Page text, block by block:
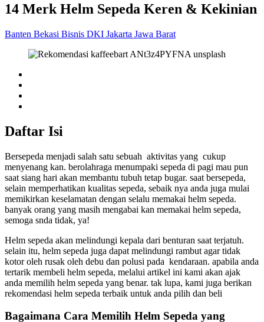
14 Merk Helm Sepeda Keren & Kekinian
Banten Bekasi Bisnis DKI Jakarta Jawa Barat
Daftar Isi
Bersepeda menjadi salah satu sebuah aktivitas yang cukup
menyenang kan. berolahraga menumpaki sepeda di pagi mau pun
saat siang hari akan membantu tubuh tetap bugar. saat bersepeda,
selain memperhatikan kualitas sepeda, sebaik nya anda juga mulai
memikirkan keselamatan dengan selalu memakai helm sepeda.
banyak orang yang masih mengabai kan memakai helm sepeda,
semoga snda tidak, ya!
Helm sepeda akan melindungi kepala dari benturan saat terjatuh.
selain itu, helm sepeda juga dapat melindungi rambut agar tidak
kotor oleh rusak oleh debu dan polusi pada kendaraan. apabila anda
tertarik membeli helm sepeda, melalui artikel ini kami akan ajak
anda memilih helm sepeda yang benar. tak lupa, kami juga berikan
rekomendasi helm sepeda terbaik untuk anda pilih dan beli
Bagaimana Cara Memilih Helm Sepeda yang